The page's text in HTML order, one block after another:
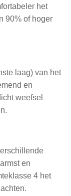
het
90% of hoger
laag) van het
en
weefsel
en
4 het